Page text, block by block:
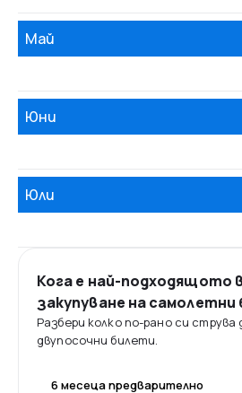
Май
Юни
Юли
Кога е най-подходящото
закупуване на самолетни
Разбери колко по-рано си струва
двупосочни билети.
6 месеца предварително